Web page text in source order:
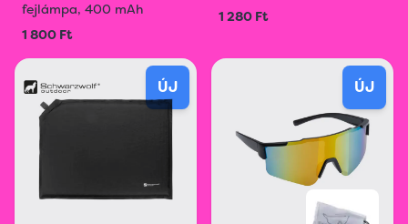
fejlámpa, 400 mAh
1 800 Ft
1 280 Ft
ÚJ ÚJ